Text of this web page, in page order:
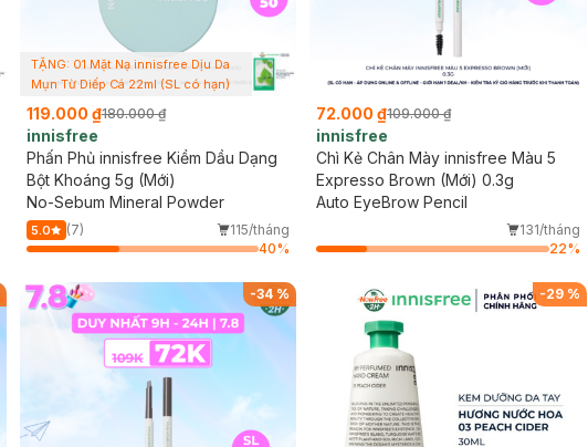
TẶNG: 01 Mặt Nạ innisfree Dịu Da
Mụn Từ Diếp Cá 22ml (SL có hạn)
119.000 ₫180.000 ₫
innisfree
Phấn Phủ innisfree Kiềm Dầu Dạng
Bột Khoáng 5g (Mới)
No-Sebum Mineral Powder
5.0 (7)
115/tháng
40%
72.000 ₫109.000 ₫
innisfree
Chì Kẻ Chân Mày innisfree Màu 5
Expresso Brown (Mới) 0.3g
Auto EyeBrow Pencil
131/tháng
22%
-34 % -29%